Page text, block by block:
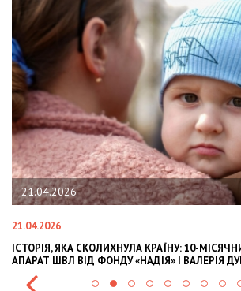
21.04.2026
21.04.2026
ІСТОРІЯ, ЯКА СКОЛИХНУЛА КРАЇНУ: 10-
АПАРАТ ШВЛ ВІД ФОНДУ «НАДІЯ» І ВАЛЕРІЯ